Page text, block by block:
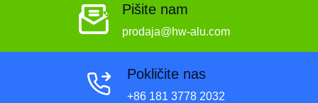
Pišite nam
prodaja@hw-alu.com
Pokličite nas
+86 181 3778 2032